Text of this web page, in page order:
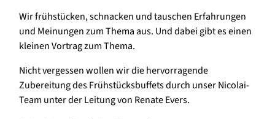
Wir frühstücken, schnacken und tauschen Erfahrungen
und Meinungen zum Thema aus. Und dabei gibt es einen
kleinen Vortrag zum Thema.
Nicht vergessen wollen wir die hervorragende
Zubereitung des Frühstücksbuffets durch unser Nicolai-
Team unter der Leitung von Renate Evers.